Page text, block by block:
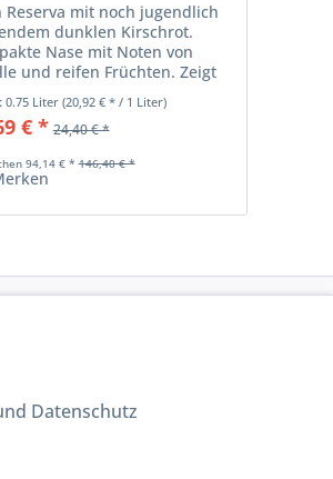
Reserva mit noch jugendlich
dunklen Kirschrot.
Nase mit Noten von
und reifen Früchten. Zeigt
eine lebendige
kompakte Tannine
den runden Abgang des
0.75 Liter (20,92 € * / 1 Liter)
€ * 24,40 € *
94,14 € * 146,40 € *
Datenschutz